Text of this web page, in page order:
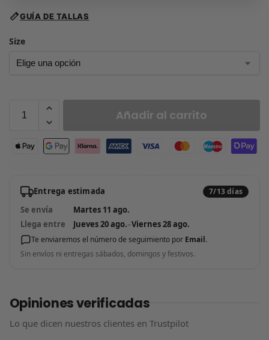
GUÍA DE TALLAS
Size
Añadir al carrito
Entrega estimada 7/13 días
Se envía
Martes 11 ago.
Llega entre
Jueves 20 ago.–Viernes 28 ago.
Te enviaremos el número de seguimiento por Email.
Sin envíos ni entregas sábados, domingos y festivos.
Opiniones verificadas
Lo que dicen nuestros clientes en Trustpilot